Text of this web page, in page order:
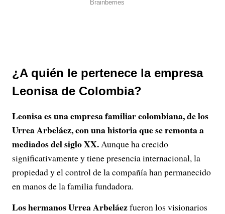
¿A quién le pertenece la empresa
Leonisa de Colombia?
Leonisa es una empresa familiar colombiana, de los
Urrea Arbeláez, con una historia que se remonta a
mediados del siglo XX.Aunque ha crecido
significativamente y tiene presencia internacional, la
propiedad y el control de la compañía han permanecido
en manos de la familia fundadora.
Los hermanos Urrea Arbeláezfueron los visionarios